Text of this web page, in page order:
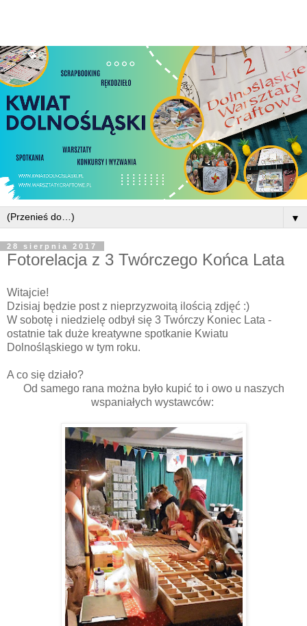
▼
28 sierpnia 2017
Fotorelacja z 3 Twórczego Końca Lata
Witajcie!
Dzisiaj będzie post z nieprzyzwoitą ilością zdjęć :)
W sobotę i niedzielę odbył się 3 Twórczy Koniec Lata -
ostatnie tak duże kreatywne spotkanie Kwiatu
Dolnośląskiego w tym roku.
A co się działo?
Od samego rana można było kupić to i owo u naszych
wspaniałych wystawców: